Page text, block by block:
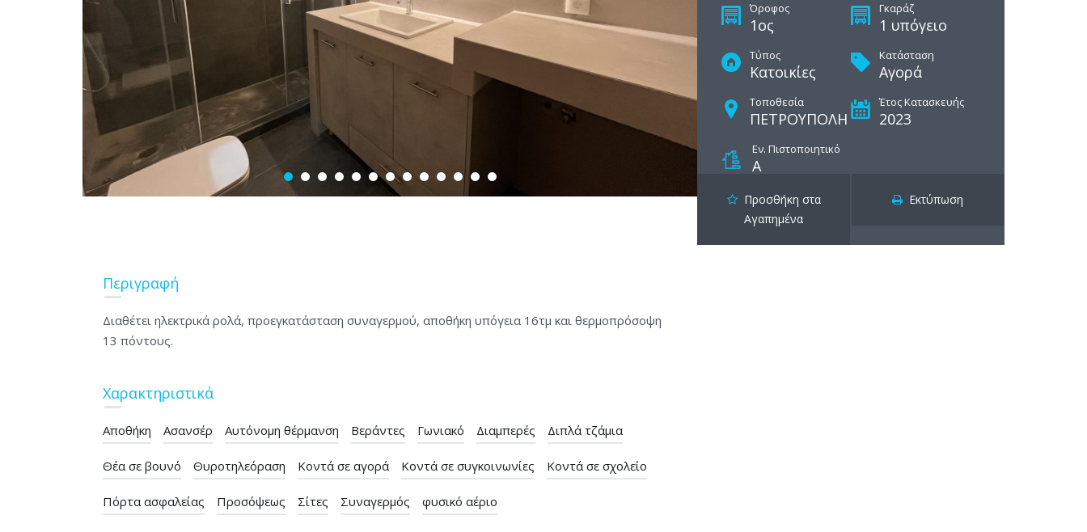
Όροφος
1ος
Γκαράζ
1 υπόγειο
Τύπος
Κατοικίες
Κατάσταση
Αγορά
Τοποθεσία
ΠΕΤΡΟΥΠΟΛΗ
Έτος Κατασκευής
2023
Εν. Πιστοποιητικό
Α
Προσθήκη στα
Αγαπημένα
Εκτύπωση
Περιγραφή
Διαθέτει ηλεκτρικά ρολά, προεγκατάσταση συναγερμού, αποθήκη υπόγεια 16τμ και θερμοπρόσοψη
13 πόντους.
Χαρακτηριστικά
Αποθήκη Ασανσέρ Αυτόνομη θέρμανση Βεράντες Γωνιακό Διαμπερές Διπλά τζάμια
Θέα σε βουνό Θυροτηλεόραση Κοντά σε αγορά Κοντά σε συγκοινωνίες Κοντά σε σχολείο
Πόρτα ασφαλείας Προσόψεως Σίτες Συναγερμός φυσικό αέριο